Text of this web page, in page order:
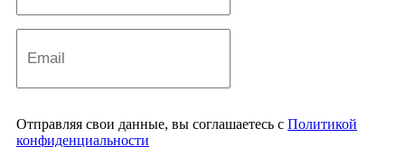
Отправляя свои данные, вы соглашаетесь с Политикой
конфиденциальности